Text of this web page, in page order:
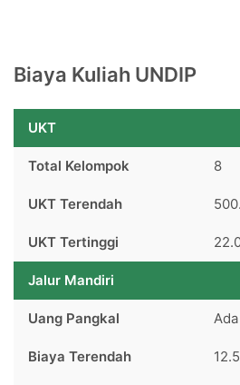
Biaya Kuliah UNDIP
UKT
Total Kelompok 8
UKT Terendah
UKT Tertinggi
Jalur Mandiri
Uang Pangkal Ada
Biaya Terendah